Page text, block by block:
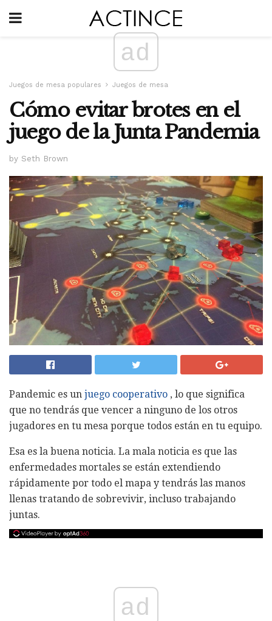
ad
Juegos de mesa populares Juegos de mesa
Cómo evitar brotes en el
juego de la Junta Pandemia
by Seth Brown
Pandemic es un juego cooperativo , lo que significa
que no tendrás que vencer a ninguno de los otros
jugadores en tu mesa porque todos están en tu equipo.
Esa es la buena noticia. La mala noticia es que las
enfermedades mortales se están extendiendo
rápidamente por todo el mapa y tendrás las manos
llenas tratando de sobrevivir, incluso trabajando
juntas.
ad